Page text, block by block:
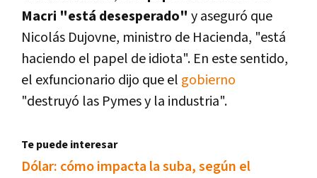
Macri "está desesperado" y aseguró que
Nicolás Dujovne, ministro de Hacienda, "está
haciendo el papel de idiota". En este sentido,
el exfuncionario dijo que el gobierno
"destruyó las Pymes y la industria".
Te puede interesar
Dólar: cómo impacta la suba, según el